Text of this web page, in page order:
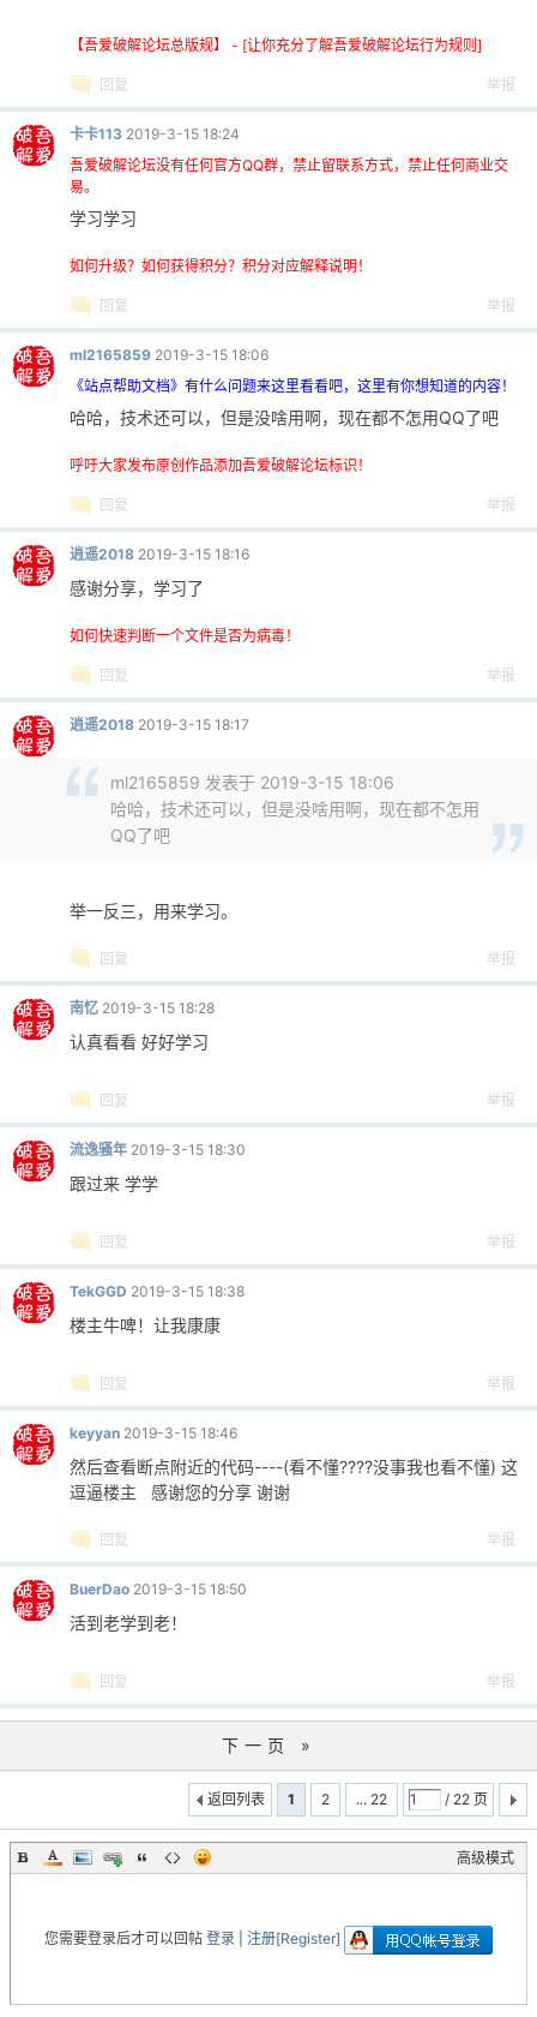
jie.
cn
【吾爱破解论坛总版规】 - [让你充分了解吾爱破解论坛行为规则]
回复 举报
卡卡113 2019-3-15 18:24
吾爱破解论坛没有任何官方QQ群，禁止留联系方式，禁止任何商业交
易。
学习学习
如何升级？如何获得积分？积分对应解释说明！
回复 举报
ml2165859 2019-3-15 18:06
《站点帮助文档》有什么问题来这里看看吧，这里有你想知道的内容！
哈哈，技术还可以，但是没啥用啊，现在都不怎用QQ了吧
呼吁大家发布原创作品添加吾爱破解论坛标识！
回复 举报
逍遥2018 2019-3-15 18:16
感谢分享，学习了
如何快速判断一个文件是否为病毒！
回复 举报
逍遥2018 2019-3-15 18:17
ml2165859 发表于 2019-3-15 18:06
哈哈，技术还可以，但是没啥用啊，现在都不怎用
QQ了吧
举一反三，用来学习。
回复 举报
南忆 2019-3-15 18:28
认真看看 好好学习
回复 举报
流逸骚年 2019-3-15 18:30
跟过来 学学
回复 举报
TekGGD 2019-3-15 18:38
楼主牛啤！让我康康
回复 举报
keyyan 2019-3-15 18:46
然后查看断点附近的代码----(看不懂????没事我也看不懂) 这
逗逼楼主 感谢您的分享 谢谢
回复 举报
BuerDao 2019-3-15 18:50
活到老学到老！
回复 举报
下一页 »
1 2 ... 22 / 22 页
返回列表
高级模式
您需要登录后才可以回帖 登录 注册[Register]